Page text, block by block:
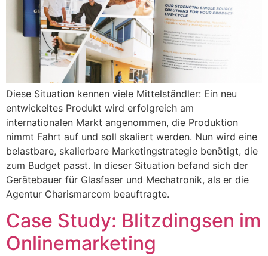
Diese Situation kennen viele Mittelständler: Ein neu
entwickeltes Produkt wird erfolgreich am
internationalen Markt angenommen, die Produktion
nimmt Fahrt auf und soll skaliert werden. Nun wird eine
belastbare, skalierbare Marketingstrategie benötigt, die
zum Budget passt. In dieser Situation befand sich der
Gerätebauer für Glasfaser und Mechatronik, als er die
Agentur Charismarcom beauftragte.
Case Study: Blitzdingsen im
Onlinemarketing